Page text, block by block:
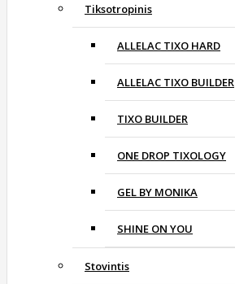
Tiksotropinis
ALLELAC TIXO HARD
ALLELAC TIXO BUILDER
TIXO BUILDER
ONE DROP TIXOLOGY
GEL BY MONIKA
SHINE ON YOU
Stovintis